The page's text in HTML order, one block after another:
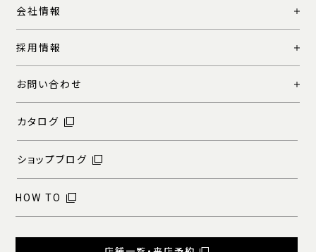
会社情報
採用情報
お問い合わせ
カタログ
ショップブログ
HOW TO